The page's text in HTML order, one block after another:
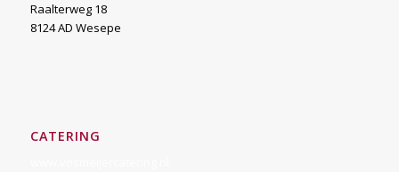
Raalterweg 18
8124 AD Wesepe
CATERING